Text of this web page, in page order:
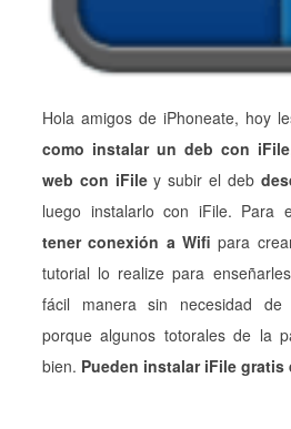
Hola amigos de iPhoneate, hoy
como instalar un deb con iFile
web con iFiley subir el deb
luego instalarlo con iFile. Para
tener conexión a Wifi para
tutorial lo realize para
fácil manera sin necesidad de
porque algunos totorales de la
bien. Pueden instalar iFile gratis